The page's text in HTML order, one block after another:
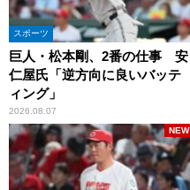
スポーツ
巨人・松本剛、2番の仕事 安
仁屋氏「逆方向に良いバッテ
ィング」
2026.08.07
NEW